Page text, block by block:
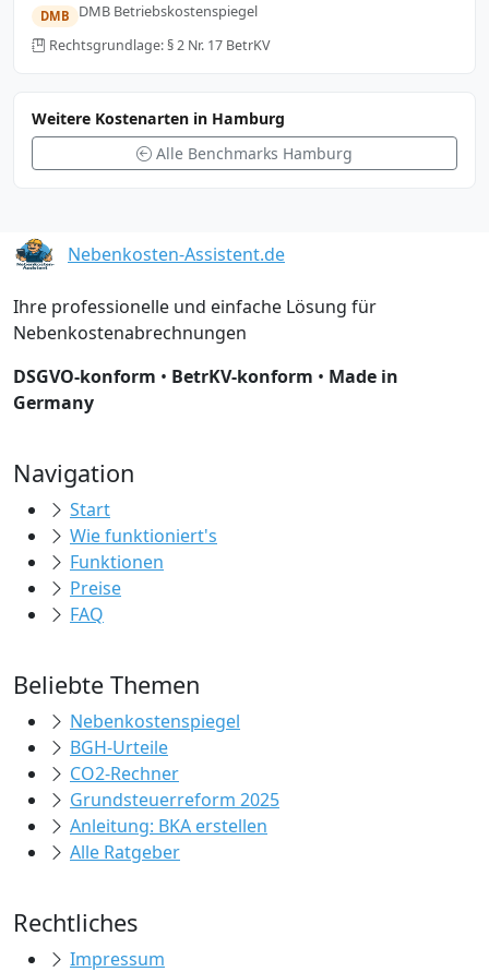
DMB DMB Betriebskostenspiegel
Rechtsgrundlage: § 2 Nr. 17 BetrKV
Weitere Kostenarten in Hamburg
Alle Benchmarks Hamburg
Nebenkosten-Assistent.de
Ihre professionelle und einfache Lösung für
Nebenkostenabrechnungen
DSGVO-konform • BetrKV-konform • Made in
Germany
Navigation
Start
Wie funktioniert's
Funktionen
Preise
FAQ
Beliebte Themen
Nebenkostenspiegel
BGH-Urteile
CO2-Rechner
Grundsteuerreform 2025
Anleitung: BKA erstellen
Alle Ratgeber
Rechtliches
Impressum